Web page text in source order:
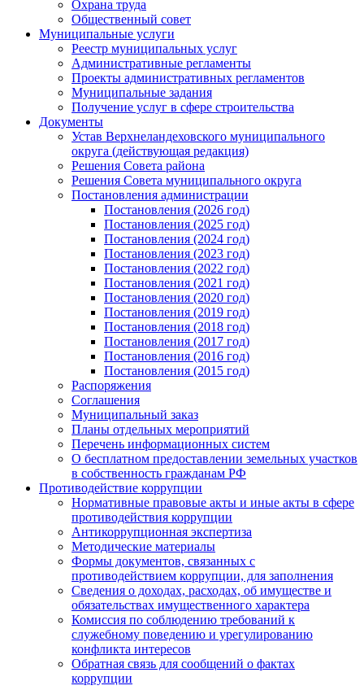
Охрана труда
Общественный совет
Муниципальные услуги
Реестр муниципальных услуг
Административные регламенты
Проекты административных регламентов
Муниципальные задания
Получение услуг в сфере строительства
Документы
Устав Верхнеландеховского муниципального
округа (действующая редакция)
Решения Совета района
Решения Совета муниципального округа
Постановления администрации
Постановления (2026 год)
Постановления (2025 год)
Постановления (2024 год)
Постановления (2023 год)
Постановления (2022 год)
Постановления (2021 год)
Постановления (2020 год)
Постановления (2019 год)
Постановления (2018 год)
Постановления (2017 год)
Постановления (2016 год)
Постановления (2015 год)
Распоряжения
Соглашения
Муниципальный заказ
Планы отдельных мероприятий
Перечень информационных систем
О бесплатном предоставлении земельных участков
в собственность гражданам РФ
Противодействие коррупции
Нормативные правовые акты и иные акты в сфере
противодействия коррупции
Антикоррупционная экспертиза
Методические материалы
Формы документов, связанных с
противодействием коррупции, для заполнения
Сведения о доходах, расходах, об имуществе и
обязательствах имущественного характера
Комиссия по соблюдению требований к
служебному поведению и урегулированию
конфликта интересов
Обратная связь для сообщений о фактах
коррупции